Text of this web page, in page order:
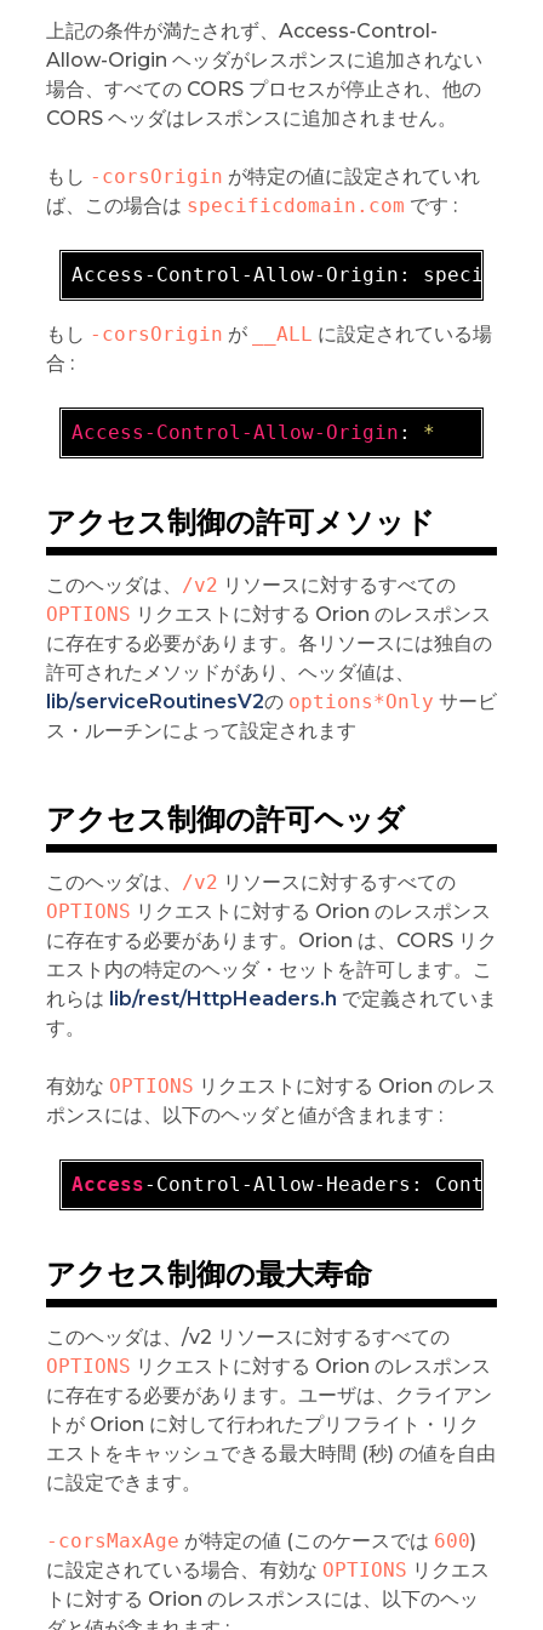
上記の条件が満たされず、Access-Control-
Allow-Origin ヘッダがレスポンスに追加されない
場合、すべての CORS プロセスが停止され、他の
CORS ヘッダはレスポンスに追加されません。
もし -corsOrigin が特定の値に設定されていれ
ば、この場合は specificdomain.com です :
Access-Control-Allow-Origin:
もし -corsOrigin が __ALL に設定されている場
合 :
Access-Control-Allow-Origin : *
アクセス制御の許可メソッド
このヘッダは、 /v2 リソースに対するすべての
OPTIONS リクエストに対する Orion のレスポンス
に存在する必要があります。各リソースには独自の
許可されたメソッドがあり、ヘッダ値は、
lib/serviceRoutinesV2の options*Only サービ
ス・ルーチンによって設定されます
アクセス制御の許可ヘッダ
このヘッダは、 /v2 リソースに対するすべての
OPTIONS リクエストに対する Orion のレスポンス
に存在する必要があります。Orion は、CORS リク
エスト内の特定のヘッダ・セットを許可します。こ
れらは lib/rest/HttpHeaders.h で定義されていま
す。
有効な OPTIONS リクエストに対する Orion のレス
ポンスには、以下のヘッダと値が含まれます :
Access-Control-Allow-Headers: Content-
アクセス制御の最大寿命
このヘッダは、/v2 リソースに対するすべての
OPTIONS リクエストに対する Orion のレスポンス
に存在する必要があります。ユーザは、クライアン
トが Orion に対して行われたプリフライト・リク
エストをキャッシュできる最大時間 (秒) の値を自由
に設定できます。
-corsMaxAge が特定の値 (このケースでは 600)
に設定されている場合、有効な OPTIONS リクエス
トに対する Orion のレスポンスには、以下のヘッ